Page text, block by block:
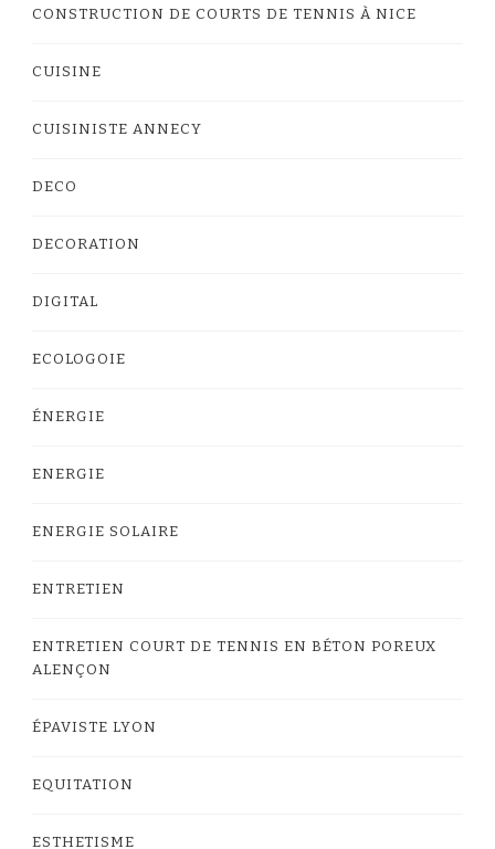
CONSTRUCTION DE COURTS DE TENNIS À NICE
CUISINE
CUISINISTE ANNECY
DECO
DECORATION
DIGITAL
ECOLOGOIE
ÉNERGIE
ENERGIE
ENERGIE SOLAIRE
ENTRETIEN
ENTRETIEN COURT DE TENNIS EN BÉTON POREUX
ALENÇON
ÉPAVISTE LYON
EQUITATION
ESTHETISME